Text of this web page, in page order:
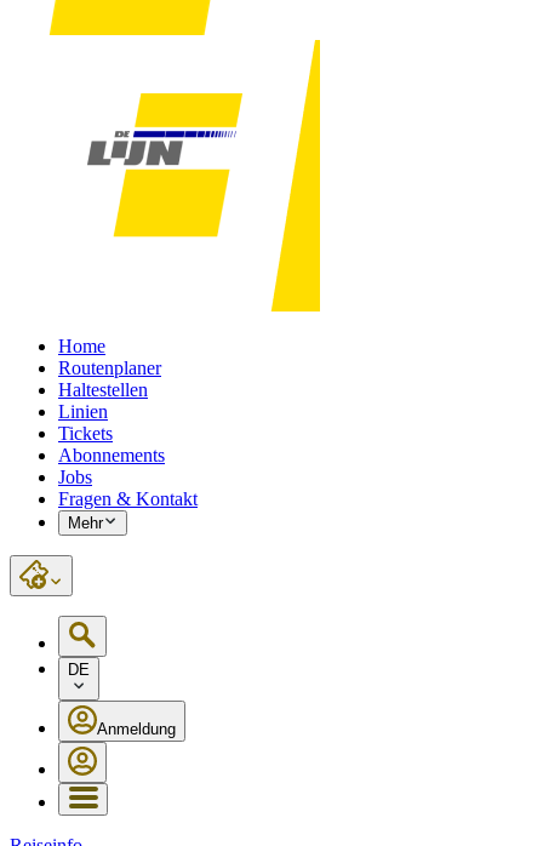
Home
Routenplaner
Haltestellen
Linien
Tickets
Abonnements
Jobs
Fragen & Kontakt
Mehr
DE
Anmeldung